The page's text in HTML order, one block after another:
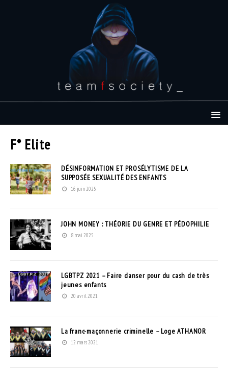
F* Elite
DÉSINFORMATION ET PROSÉLYTISME DE LA
SUPPOSÉE SEXUALITÉ DES ENFANTS
16 juin 2025
JOHN MONEY : THÉORIE DU GENRE ET PÉDOPHILIE
8 mai 2025
LGBTPZ 2021 – Faire danser pour du cash de très
jeunes enfants
20 avril 2021
La franc-maçonnerie criminelle – Loge ATHANOR
12 mars 2021